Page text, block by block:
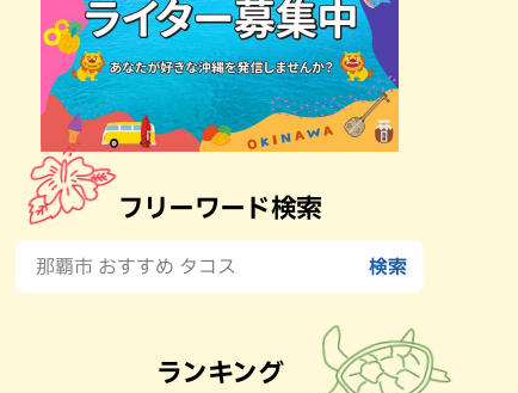
フリーワード検索
ランキング